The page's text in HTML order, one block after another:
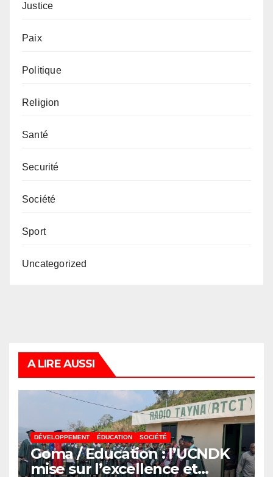
Justice
Paix
Politique
Religion
Santé
Securité
Société
Sport
Uncategorized
A LIRE AUSSI
DÉVELOPPEMENT ÉDUCATION SOCIÉTÉ
Goma / Education : l’UCNDK
mise sur l’excellence et